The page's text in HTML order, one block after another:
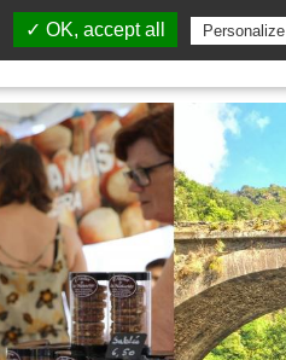
✓ OK, accept all Personalize